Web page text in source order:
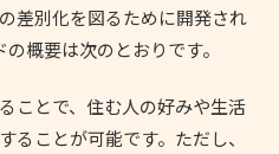
差別化を図るために開発され
概要は次のとおりです。
ことで、住む人の好みや生活
ることが可能です。ただし、